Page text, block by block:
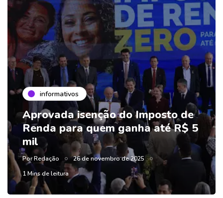
informativos
Aprovada isenção do Imposto de
Renda para quem ganha até R$ 5
mil
PorRedação
26 de novembro de 2025
1 Mins de leitura